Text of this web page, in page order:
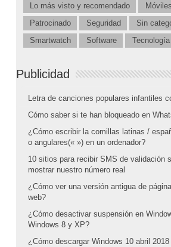
Lo más visto y recomendado
Móviles
Patrocinado
Seguridad
Sin
Smartwatch
Software Tecnología
Publicidad
Letra de canciones populares infantiles
Cómo saber si te han bloqueado en
¿Cómo escribir la comillas latinas /
o angulares(« ») en un ordenador?
10 sitios para recibir SMS de validación
mostrar nuestro número real
¿Cómo ver una versión antigua de página
web?
¿Cómo desactivar suspensión en
Windows 8 y XP?
¿Cómo descargar Windows 10 abril 2018